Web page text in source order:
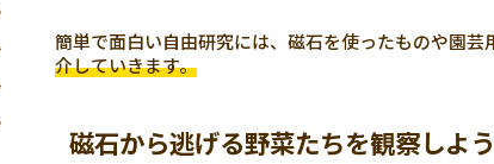
簡単で面白い自由研究には、磁石を使ったものや園芸
介していきます。
磁石から逃げる野菜たちを観察しよう